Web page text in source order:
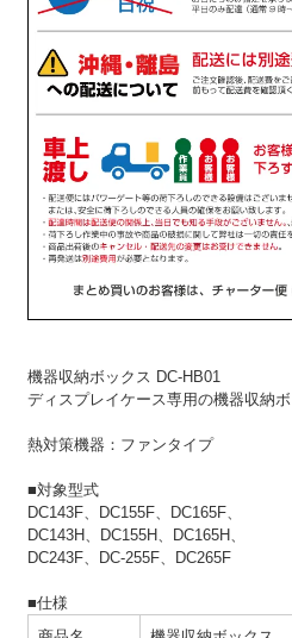
機器収納ボックス DC-HB01
ディスプレイケース専用の機器収納
熱対策機器：ファンタイプ
■対象型式
DC143F、DC155F、DC165F、
DC143H、DC155H、DC165H、
DC243F、DC-255F、DC265F
■仕様